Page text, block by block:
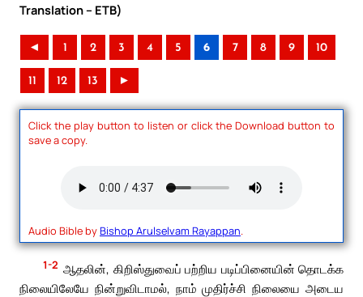
Translation – ETB)
◄ 1 2 3 4 5 6 7 8 9 10
11 12 13 ►
Click the play button to listen or click the Download button to
save a copy.
Audio Bible byBishop Arulselvam Rayappan.
1-2 ஆதலின், கிறிஸ்துவைப் பற்றிய படிப்பினையின் தொடக்க
நிலையிலேயே நின்றுவிடாமல், நாம் முதிர்ச்சி நிலையை அடைய